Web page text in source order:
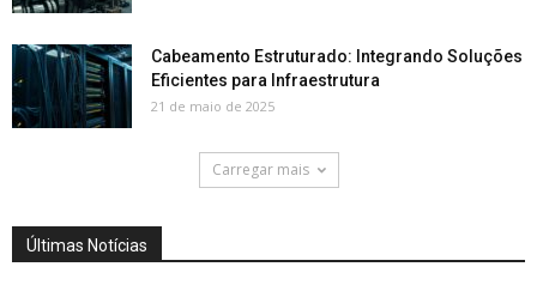
Cabeamento Estruturado: Integrando Soluções
Eficientes para Infraestrutura
21 de maio de 2025
Carregar mais
Últimas Notícias